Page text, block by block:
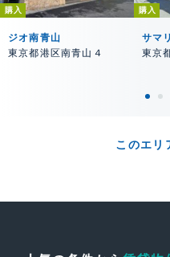
購入
ジオ南青山
東京都港区南青山４
購入
サマ
東京
このエリ